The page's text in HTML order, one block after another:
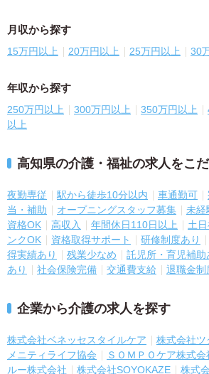
月収から探す
15万円以上 20万円以上 25万円以上 30
年収から探す
250万円以上 300万円以上 350万円以上
以上
高知県の介護・福祉の求人をこ
夜勤専従 駅から徒歩10分以内 車通勤可
当・補助
オープニングスタッフ募集 未経
資格OK
高収入 年間休日110日以上 土
ンクOK
資格取得サポート 研修制度あり
得実績あり
残業少なめ 託児所・育児補助
あり
社会保険完備 交通費支給 退職金制
企業から介護の求人を探す
株式会社ベネッセスタイルケア 株式会社ツ
メニティライフ協会
ＳＯＭＰＯケア株式会
ルー株式会社
株式会社SOYOKAZE 株式